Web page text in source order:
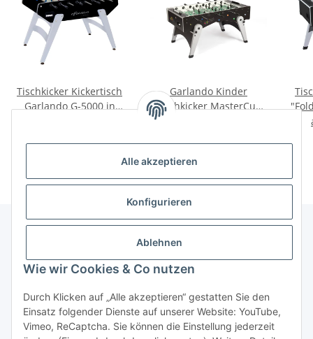
Alle akzeptieren
Konfigurieren
Ablehnen
Wie wir Cookies & Co nutzen
Durch Klicken auf „Alle akzeptieren“ gestatten Sie den
Einsatz folgender Dienste auf unserer Website: YouTube,
Vimeo, ReCaptcha. Sie können die Einstellung jederzeit
Tischkicker Kickertisch
Garlando G-5000 in
Garlando Kinder
Tischkicker MasterCup
Kids mit Sicherheits-
Informationen
Gesetzliche Informationen